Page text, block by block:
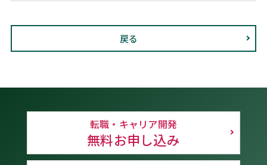
戻る
転職・キャリア開発
無料お申し込み